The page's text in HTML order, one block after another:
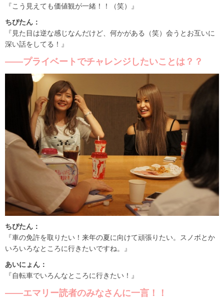
『こう見えても価値観が一緒！！（笑）』
ちぴたん：
『見た目は逆な感じなんだけど、何かがある（笑）会うとお互いに
深い話をしてる！』
――プライベートでチャレンジしたいことは？？
ちぴたん：
『車の免許を取りたい！来年の夏に向けて頑張りたい。スノボとか
いろいろなところに行きたいですね。』
あいにょん：
『自転車でいろんなところに行きたい！』
――エマリー読者のみなさんに一言！！